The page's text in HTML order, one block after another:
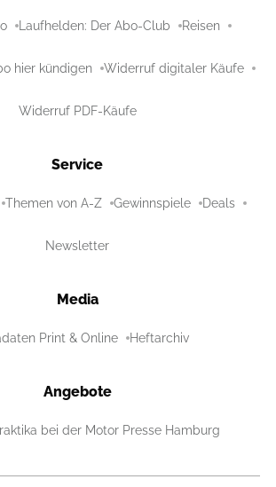
Laufhelden: Der Abo-Club Reisen
hier kündigen Widerruf digitaler Käufe
Widerruf PDF-Käufe
Service
Themen von A-Z Gewinnspiele Deals
Newsletter
Media
Print & Online Heftarchiv
Angebote
bei der Motor Presse Hamburg